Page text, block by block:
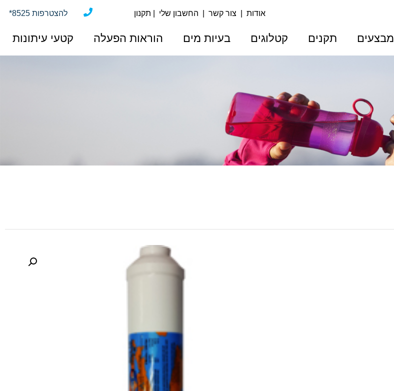
אודות| צור קשר החשבון שלי תקנון *להצטרפות 8525
מבצעים תקנים קטלוגים בעיות מים הוראות הפעלה קטעי עיתונות